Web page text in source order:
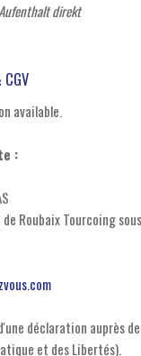
direkt
available.
:
Roubaix Tourcoing
déclaration auprès de
et des Libertés).